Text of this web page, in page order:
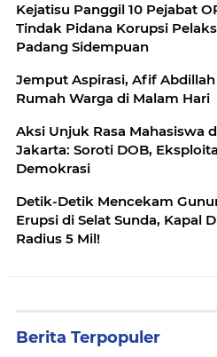
Kejatisu Panggil 10 Pejabat
Tindak Pidana Korupsi
Padang Sidempuan
Jemput Aspirasi, Afif
Rumah Warga di Malam Hari
Aksi Unjuk Rasa Mahasiswa
Jakarta: Soroti DOB,
Demokrasi
​Detik-Detik Mencekam
Erupsi di Selat Sunda, Kapal
Radius 5 Mil!
Berita Terpopuler